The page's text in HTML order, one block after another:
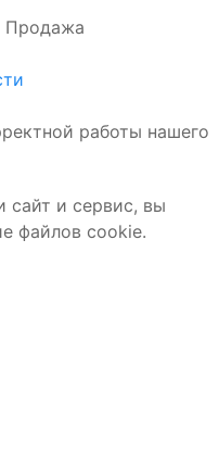
Продажа
работы нашего
сайт и сервис, вы
файлов cookie.